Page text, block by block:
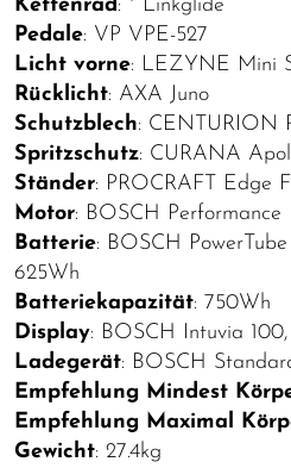
Kettenrad : * Linkglide
Pedale: VP VPE-527
Licht vorne: LEZYNE Mini
Rücklicht: AXA Juno
Schutzblech: CENTURION
Spritzschutz: CURANA
Ständer: PROCRAFT Edge
Motor: BOSCH Performance
Batterie: BOSCH
625Wh
Batteriekapazität: 750Wh
Display: BOSCH Intuvia
Ladegerät: BOSCH
Empfehlung Mindest
Empfehlung Maximal
Gewicht: 27.4kg